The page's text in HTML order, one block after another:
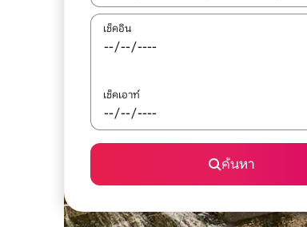
เช็คอิน
เช็คเอาท์
ค้นหา